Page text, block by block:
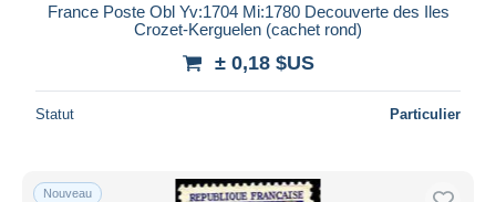
France Poste Obl Yv:1704 Mi:1780 Decouverte des Iles
Crozet-Kerguelen (cachet rond)
± 0,18 $US
Statut Particulier
Nouveau